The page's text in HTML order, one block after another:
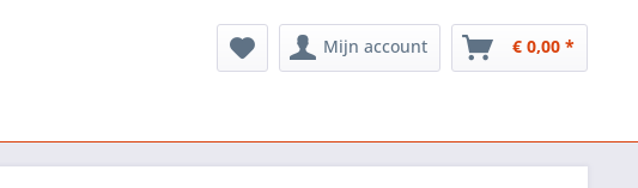
Mijn account € 0,00 *